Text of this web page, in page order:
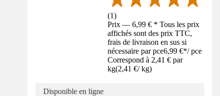
(1)
Prix — 6,99 € * Tous les prix
affichés sont des prix TTC,
frais de livraison en sus si
nécessaire par pce6,99 €*/ pce
Correspond à 2,41 € par
kg(2,41 €/ kg)
Disponible en ligne